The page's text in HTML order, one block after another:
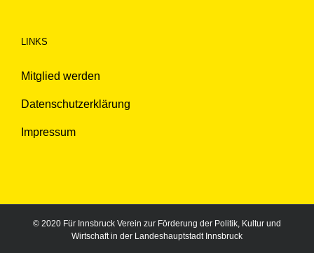
LINKS
Mitglied werden
Datenschutzerklärung
Impressum
© 2020 Für Innsbruck Verein zur Förderung der Politik, Kultur und
Wirtschaft in der Landeshauptstadt Innsbruck